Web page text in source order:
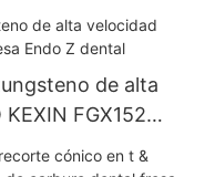
de pulido de
impregnado
de laboratorio
de alta
FGX152